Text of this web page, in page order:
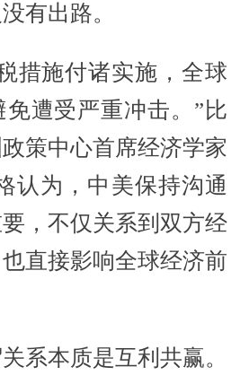
有出路。
施付诸实施，全球
遭受严重冲击。”比
策中心首席经济学家
认为，中美保持沟通
，不仅关系到双方经
直接影响全球经济前
本质是互利共赢。